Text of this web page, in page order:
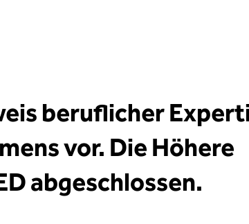
beruflicher
vor. Die Höhere
abgeschlossen.